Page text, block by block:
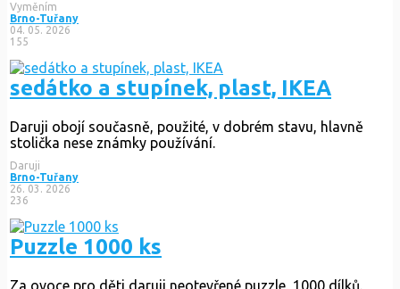
Vyměním
Brno-Tuřany
04. 05. 2026
155
sedátko a stupínek, plast, IKEA
Daruji obojí současně, použité, v dobrém stavu, hlavně
stolička nese známky používání.
Daruji
Brno-Tuřany
26. 03. 2026
236
Puzzle 1000 ks
Za ovoce pro děti daruji neotevřené puzzle, 1000 dílků.